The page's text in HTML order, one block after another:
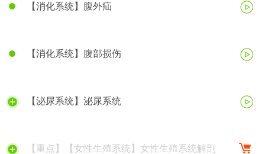
【消化系统】腹外疝
【消化系统】腹部损伤
【泌尿系统】泌尿系统
【重点】【女性生殖系统】女性生殖系统解剖